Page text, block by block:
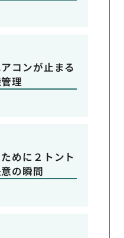
コンが止まる
理
めに２トント
の瞬間